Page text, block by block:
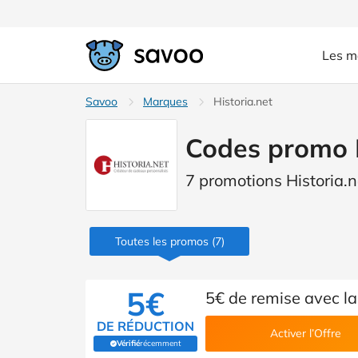
Les
Savoo Marques Historia.net
Codes
7 promotions
Toutes les promos(7)
5€
DE RÉDUCTION
Vérifiérécemment
(Vérifié par Savoo)
5€ de remise avec
Activer l’Offre